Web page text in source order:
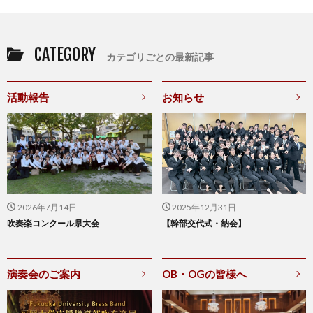
CATEGORY カテゴリごとの最新記事
活動報告
2026年7月14日
吹奏楽コンクール県大会
お知らせ
2025年12月31日
【幹部交代式・納会】
演奏会のご案内 OB・OGの皆様へ